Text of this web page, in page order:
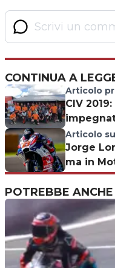
CONTINUA A
Articolo
CIV
Articolo
Jorge
ma in
POTREBBE